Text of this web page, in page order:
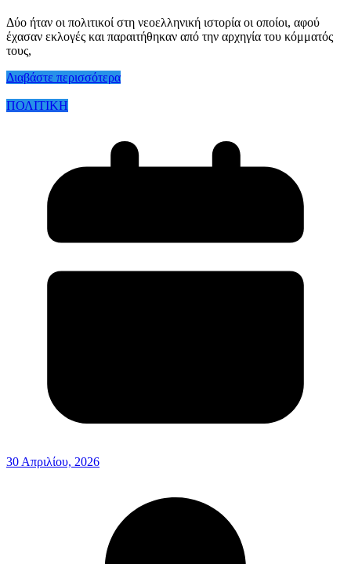
Δύο ήταν οι πολιτικοί στη νεοελληνική ιστορία οι οποίοι, αφού
έχασαν εκλογές και παραιτήθηκαν από την αρχηγία του κόμματός
τους,
Διαβάστε περισσότερα
ΠΟΛΙΤΙΚΗ
30 Απριλίου, 2026